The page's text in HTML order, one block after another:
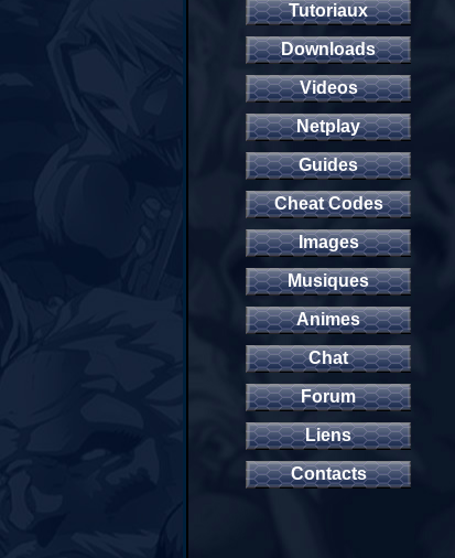
Tutoriaux
Downloads
Videos
Netplay
Guides
Cheat Codes
Images
Musiques
Animes
Chat
Forum
Liens
Contacts